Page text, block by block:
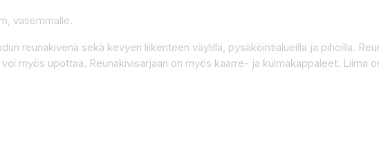
vasemmalle.
reunakivenä sekä kevyen liikenteen väylillä, pysäköintialueilla ja pihoilla.
myös upottaa. Reunakivisarjaan on myös kaarre- ja kulmakappaleet. Liima